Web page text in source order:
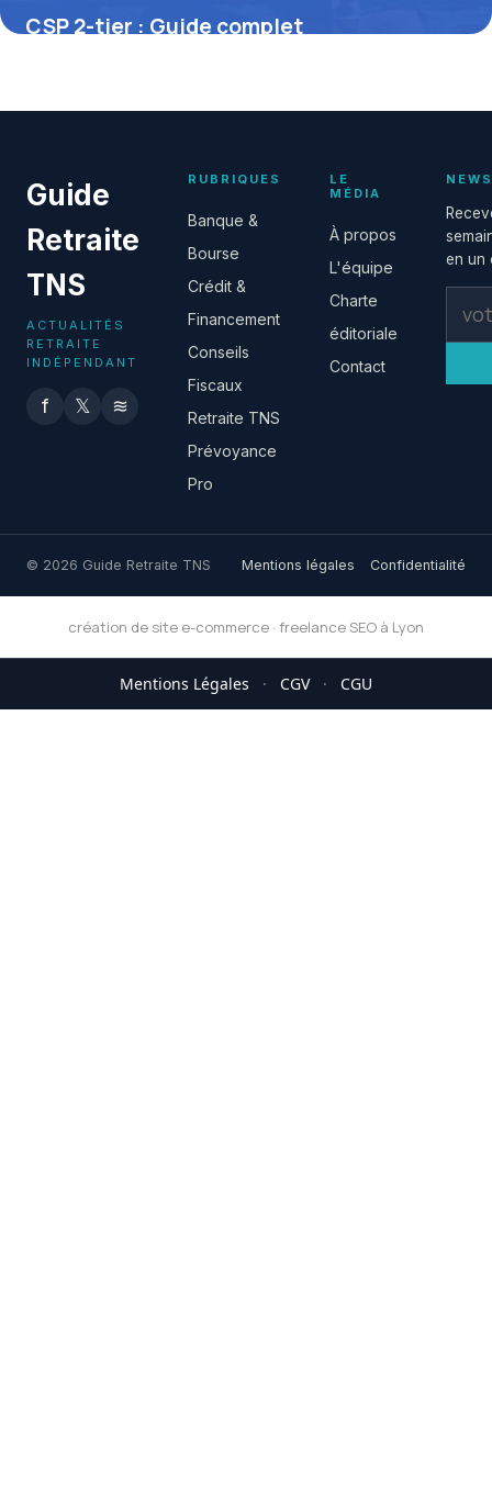
CSP 2-tier : Guide complet
Guide
Retraite
TNS
ACTUALITÉS
RETRAITE
INDÉPENDANT
f 𝕏 ≋
RUBRIQUES
Banque &
Bourse
Crédit &
Financement
Conseils
Fiscaux
Retraite TNS
Prévoyance
Pro
LE
MÉDIA
À propos
L'équipe
Charte
éditoriale
Contact
en un
© 2026 Guide Retraite TNS Mentions légales Confidentialité
création de site e-commerce · freelance SEO à Lyon
Mentions Légales · CGV · CGU